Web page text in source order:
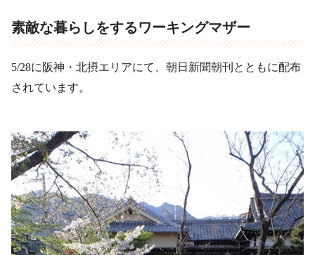
素敵な暮らしをするワーキングマザー
5/28に阪神・北摂エリアにて、朝日新聞朝刊とともに配布
されています。